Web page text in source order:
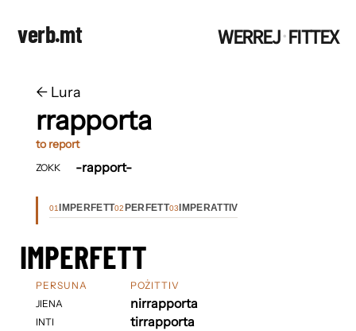
verb.mt WERREJ·FITTEX
← ​​Lura
rrapporta
to report
ZOKK -rapport-
01 IMPERFETT02 PERFETT03 IMPERATTIV
IMPERFETT
PERSUNA
JIENA
INTI
POŻITTIV
nirrapporta
tirrapporta